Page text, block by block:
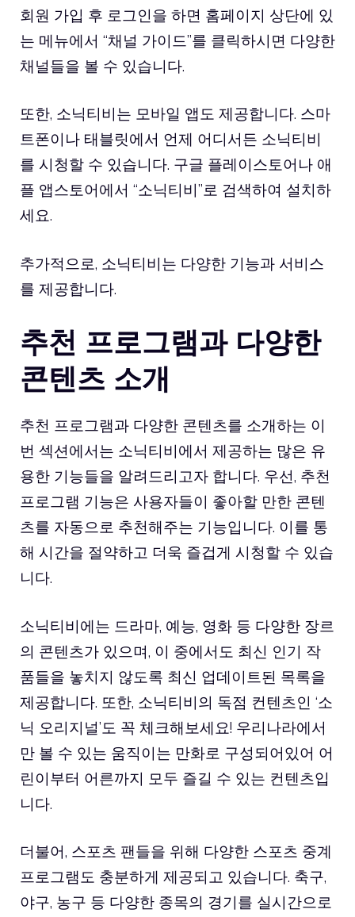
회원 가입 후 로그인을 하면 홈페이지 상단에 있
는 메뉴에서 “채널 가이드”를 클릭하시면 다양한
채널들을 볼 수 있습니다.
또한, 소닉티비는 모바일 앱도 제공합니다. 스마
트폰이나 태블릿에서 언제 어디서든 소닉티비
를 시청할 수 있습니다. 구글 플레이스토어나 애
플 앱스토어에서 “소닉티비”로 검색하여 설치하
세요.
추가적으로, 소닉티비는 다양한 기능과 서비스
를 제공합니다.
추천 프로그램과 다양한
콘텐츠 소개
추천 프로그램과 다양한 콘텐츠를 소개하는 이
번 섹션에서는 소닉티비에서 제공하는 많은 유
용한 기능들을 알려드리고자 합니다. 우선, 추천
프로그램 기능은 사용자들이 좋아할 만한 콘텐
츠를 자동으로 추천해주는 기능입니다. 이를 통
해 시간을 절약하고 더욱 즐겁게 시청할 수 있습
니다.
소닉티비에는 드라마, 예능, 영화 등 다양한 장르
의 콘텐츠가 있으며, 이 중에서도 최신 인기 작
품들을 놓치지 않도록 최신 업데이트된 목록을
제공합니다. 또한, 소닉티비의 독점 컨텐츠인 ‘소
닉 오리지널’도 꼭 체크해보세요! 우리나라에서
만 볼 수 있는 움직이는 만화로 구성되어있어 어
린이부터 어른까지 모두 즐길 수 있는 컨텐츠입
니다.
더불어, 스포츠 팬들을 위해 다양한 스포츠 중계
프로그램도 충분하게 제공되고 있습니다. 축구,
야구, 농구 등 다양한 종목의 경기를 실시간으로